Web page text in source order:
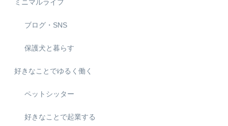
ミニマルライフ
ブログ・SNS
保護犬と暮らす
好きなことでゆるく働く
ペットシッター
好きなことで起業する